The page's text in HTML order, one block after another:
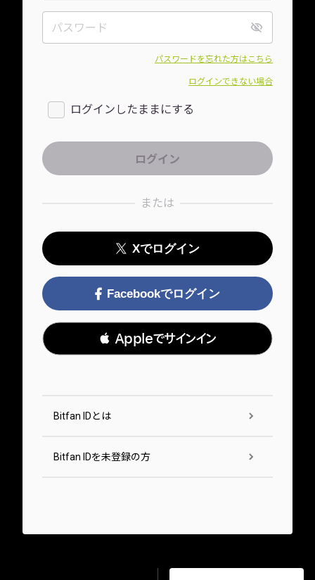
パスワードを忘れた方はこちら
ログインできない場合
ログインしたままにする
または
Xでログイン
Facebookでログイン
 Appleでサインイン
Bitfan IDとは
Bitfan IDを未登録の方